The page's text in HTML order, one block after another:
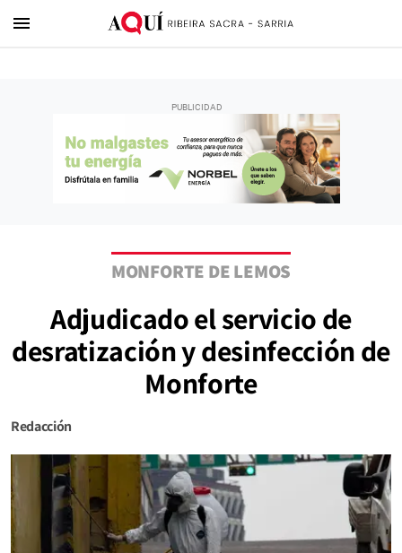
menu
MONFORTE DE LEMOS
Adjudicado el servicio de
desratización y desinfección de
Monforte
Redacción